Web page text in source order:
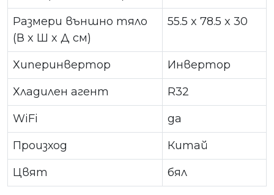
Размери външно тяло
(В x Ш x Д см)
55.5 x 78.5 x 30
Хиперинвертор
Инвертор
Хладилен агент
R32
WiFi
да
Произход
Китай
Цвят
бял